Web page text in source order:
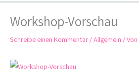
Workshop-Vorschau
Schreibe einen Kommentar /Allgemein / Von